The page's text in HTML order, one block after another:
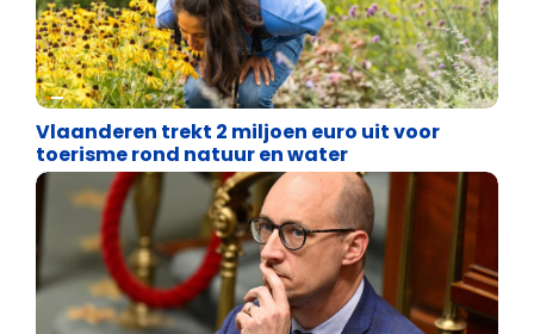
Financiële vrijheid
Vlaanderen trekt 2 miljoen euro uit voor
toerisme rond natuur en water